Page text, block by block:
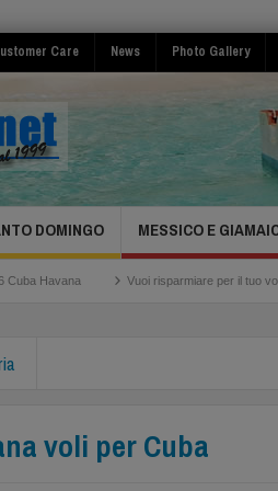
Care News Photo Gallery
DOMINGO MESSICO E
Vuoi risparmiare per il tuo volo? ecco il tuo
voli per Cuba